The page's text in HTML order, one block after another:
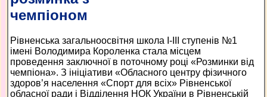
чемпіоном
Рівненська загальноосвітня школа І-ІІІ ступенів №1
імені Володимира Короленка стала місцем
проведення заключної в поточному році «Розминки від
чемпіона». З ініціативи «Обласного центру фізичного
здоров’я населення «Спорт для всіх» Рівненської
обласної ради і Відділення НОК України в Рівненській